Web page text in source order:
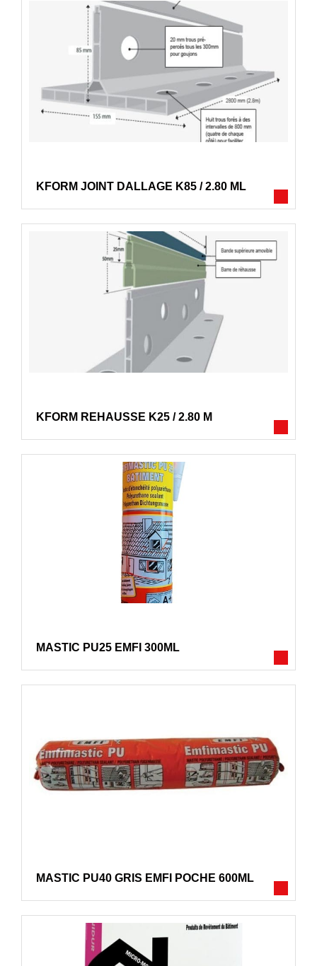
KFORM JOINT DALLAGE K85 / 2.80 ML
KFORM REHAUSSE K25 / 2.80 M
MASTIC PU25 EMFI 300ML
MASTIC PU40 GRIS EMFI POCHE 600ML